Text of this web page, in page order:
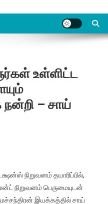
உள்ளிட்ட
நன்றி – சாய்
நிறுவனம் தயாரிப்பில்,
நிறுவனம் பெருமையுடன்
இயக்கத்தில் சாய்